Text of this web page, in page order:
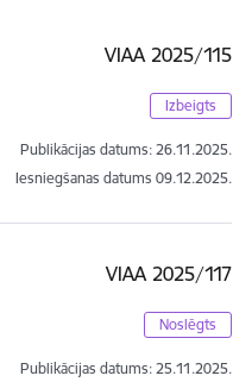
VIAA 2025/115
Izbeigts
Publikācijas datums: 26.11.2025.
Iesniegšanas datums 09.12.2025.
VIAA 2025/117
Noslēgts
Publikācijas datums: 25.11.2025.